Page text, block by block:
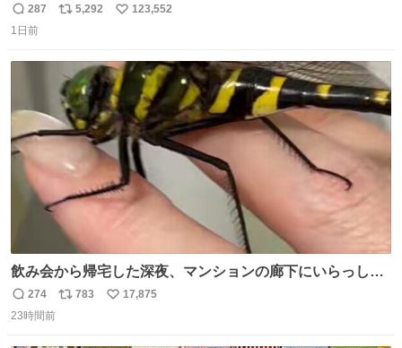
返
信
287
リ
ト
数
5,292
い
数
123,552
1日前
飲み会から帰宅した深夜、マンションの廊下にいらっしゃ
ったオニヤンマ様 まさかこんな都会でお会いできるなんて
思っておらず大興奮しております かっこよすぎる 指を差し
返
信
274
リ
783
い
17,875
23時間前